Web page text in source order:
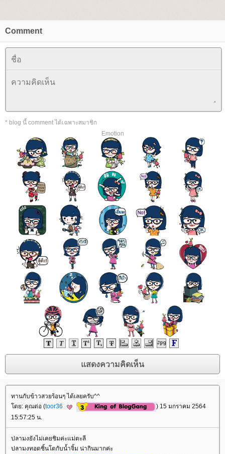
Comment
* blog นี้ comment ได้เฉพาะสมาชิก
Emotion
ทานกับข้าวสวยร้อนๆ ได้เลยครับ^^
ดย: คุณต่อ (toor36
) 15 มกราคม 2564
15:57:25 น.
ปลามงยังไม่เคยชิมค่ะแม่ตะลี
ปลามงทอดชิ้นโตกับน้ำจิ้ม น่ากินมากค่ะ